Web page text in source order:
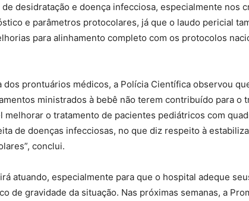
desidratação e doença infecciosa, especialmente nos
e parâmetros protocolares, já que o laudo pericial
para alinhamento completo com os protocolos
dos prontuários médicos, a Polícia Científica observou
ministrados à bebê não terem contribuído para o
melhorar o tratamento de pacientes pediátricos com
de doenças infecciosas, no que diz respeito à
conclui.
atuando, especialmente para que o hospital adeque
de gravidade da situação. Nas próximas semanas, a